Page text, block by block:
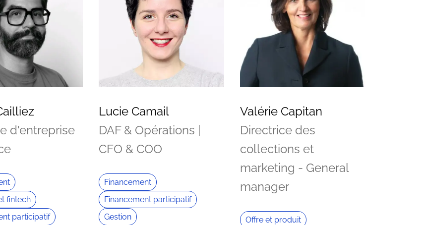
d'entreprise
fintech
participatif
Lucie Camail
DAF & Opérations |
CFO & COO
Financement
Financement participatif
Gestion
Valérie Capitan
Directrice des
collections et
marketing - General
manager
Offre et produit